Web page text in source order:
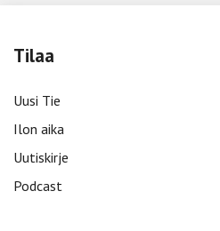
Tilaa
Uusi Tie
Ilon aika
Uutiskirje
Podcast